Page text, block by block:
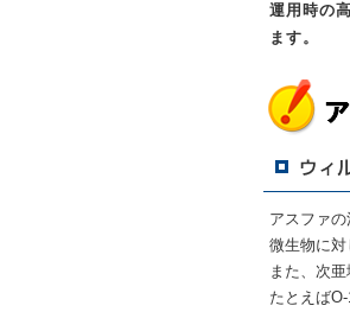
運用時の
ます。
アスファ
微生物に対
また、次
たとえば